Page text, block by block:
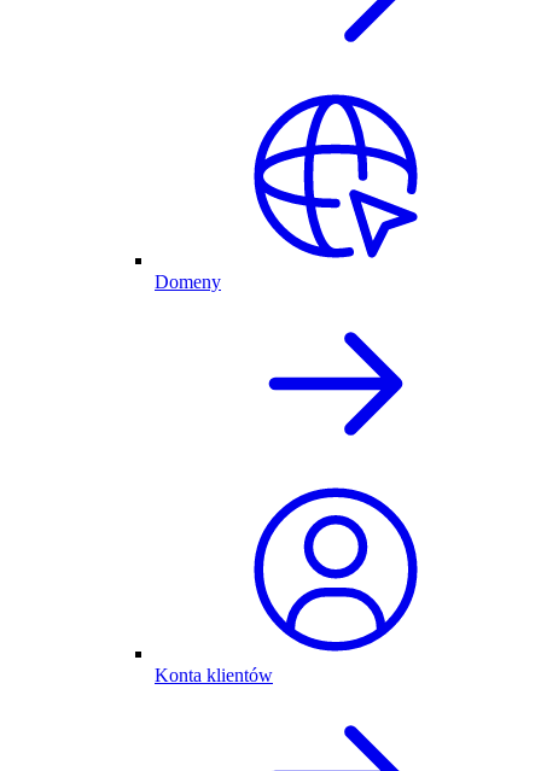
Domeny
Konta klientów